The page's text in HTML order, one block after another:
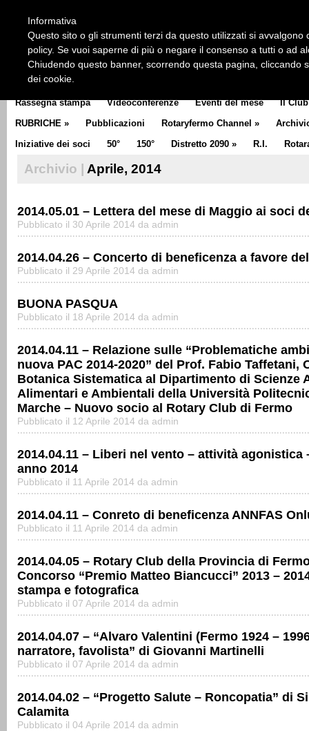
CLUB COMMUNICATOR
Rassegna stampa Videoconferenze Eventi del mese Il Club
RUBRICHE » Pubblicazioni Rotaryfermo Channel »
Iniziative dei soci
50° 150° Distretto 2090 » R.I.
Archivio | Aprile, 2014
2014.05.01 – Lettera del mese di Maggio ai soci
Pubblicato il 30 Aprile 2014 da admin
2014.04.26 – Concerto di beneficenza a favore
Pubblicato il 29 Aprile 2014 da admin
BUONA PASQUA
Pubblicato il 18 Aprile 2014 da admin
2014.04.11 – Relazione sulle “Problematiche
nuova PAC 2014-2020” del Prof. Fabio Taffetani,
Botanica Sistematica al Dipartimento di Scienze
Alimentari e Ambientali della Università
Marche – Nuovo socio al Rotary Club di Fermo
Pubblicato il 12 Aprile 2014 da admin
2014.04.11 – Liberi nel vento – attività agonistica
anno 2014
Pubblicato il 11 Aprile 2014 da admin
2014.04.11 – Conreto di beneficenza ANNFAS
Pubblicato il 11 Aprile 2014 da admin
2014.04.05 – Rotary Club della Provincia di
Concorso “Premio Matteo Biancucci” 2013 –
stampa e fotografica
Pubblicato il 07 Aprile 2014 da admin
2014.04.07 – “Alvaro Valentini (Fermo 1924 –
narratore, favolista” di Giovanni Martinelli
Pubblicato il 07 Aprile 2014 da admin
2014.04.02 – “Progetto Salute – Roncopatia” di
Calamita
Pubblicato il 04 Aprile 2014 da admin
Informativa
Questo sito o gli strumenti terzi da questo utilizzati si
policy. Se vuoi saperne di più o negare il consenso a tutti o ad
Chiudendo questo banner, scorrendo questa pagina, cliccando
dei cookie.